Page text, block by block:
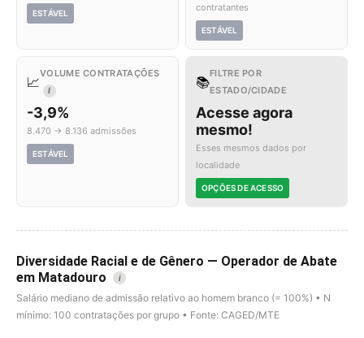
ESTÁVEL
contratantes
ESTÁVEL
📈
VOLUME CONTRATAÇÕES
I
-3,9%
8.470 → 8.136 admissões
ESTÁVEL
📚
FILTRE POR
ESTADO/CIDADE
Acesse agora
mesmo!
Esses mesmos dados por
localidade
OPÇÕES DE ACESSO
Diversidade Racial e de Gênero — Operador de Abate
em Matadouro
i
Salário mediano de admissão relativo ao homem branco (= 100%) • N
mínimo: 100 contratações por grupo • Fonte: CAGED/MTE